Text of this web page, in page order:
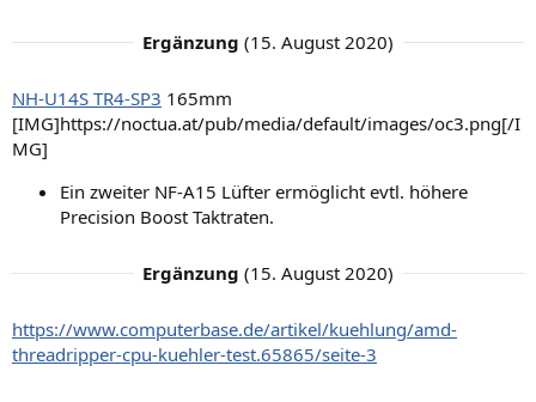
Ergänzung (15. August 2020)
NH-U14S TR4-SP3 165mm
[IMG]https://noctua.at/pub/media/default/images/oc3.png[/I
MG]
Ein zweiter NF-A15 Lüfter ermöglicht evtl. höhere
Precision Boost Taktraten.
Ergänzung (15. August 2020)
https://www.computerbase.de/artikel/kuehlung/amd-
threadripper-cpu-kuehler-test.65865/seite-3